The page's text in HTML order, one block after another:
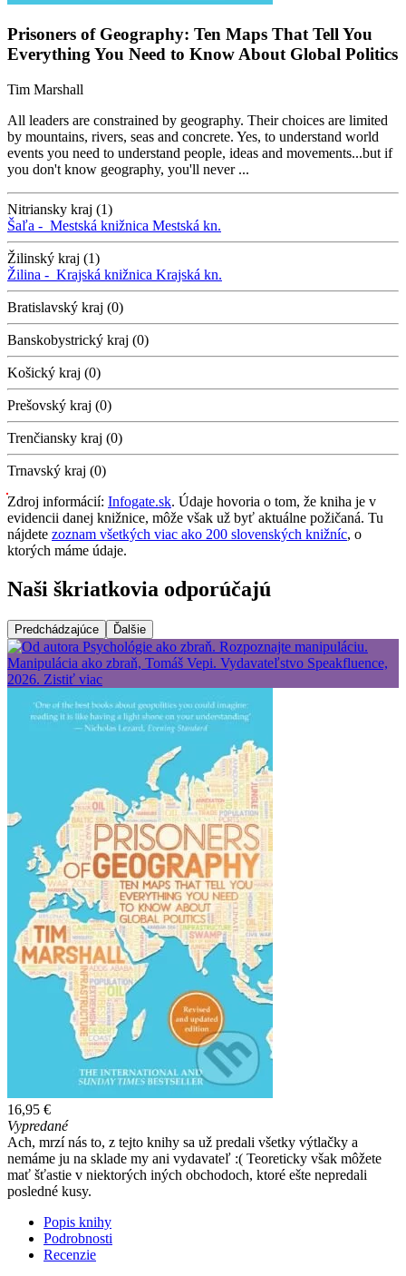
Prisoners of Geography: Ten Maps That Tell You
Everything You Need to Know About Global Politics
Tim Marshall
All leaders are constrained by geography. Their choices are limited
by mountains, rivers, seas and concrete. Yes, to understand world
events you need to understand people, ideas and movements...but if
you don't know geography, you'll never ...
Nitriansky kraj (1)
Šaľa - Mestská knižnica Mestská kn.
Žilinský kraj (1)
Žilina - Krajská knižnica Krajská kn.
Bratislavský kraj (0)
Banskobystrický kraj (0)
Košický kraj (0)
Prešovský kraj (0)
Trenčiansky kraj (0)
Trnavský kraj (0)
Zdroj informácií: Infogate.sk. Údaje hovoria o tom, že kniha je v
evidencii danej knižnice, môže však už byť aktuálne požičaná. Tu
nájdete zoznam všetkých viac ako 200 slovenských knižníc, o
ktorých máme údaje.
Naši škriatkovia odporúčajú
Predchádzajúce Ďalšie
16,95 €
Vypredané
Ach, mrzí nás to, z tejto knihy sa už predali všetky výtlačky a
nemáme ju na sklade my ani vydavateľ :( Teoreticky však môžete
mať šťastie v niektorých iných obchodoch, ktoré ešte nepredali
posledné kusy.
Popis knihy
Podrobnosti
Recenzie